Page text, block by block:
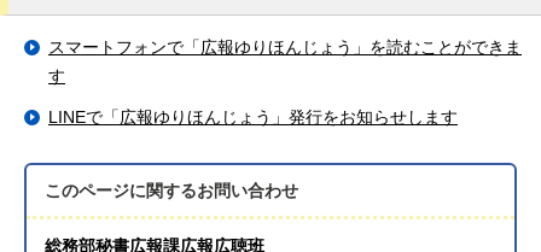
スマートフォンで「広報ゆりほんじょう」を読むことができま
す
LINEで「広報ゆりほんじょう」発行をお知らせします
このページに関するお問い合わせ
総務部秘書広報課広報広聴班